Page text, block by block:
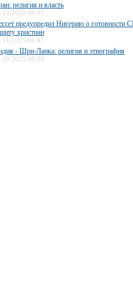
религия и власть
09:47
предупредил Нигерию о готовности
христиан
06:47
- Шри-Ланка: религия и этнография
06:28